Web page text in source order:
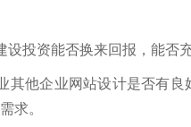
资能否换来回报，能否充
他企业网站设计是否有良
求。